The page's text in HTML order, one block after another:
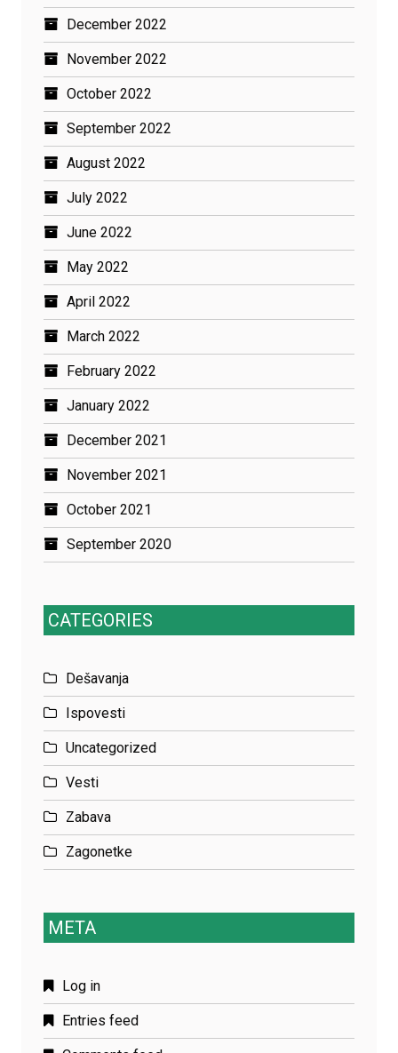
December 2022
November 2022
October 2022
September 2022
August 2022
July 2022
June 2022
May 2022
April 2022
March 2022
February 2022
January 2022
December 2021
November 2021
October 2021
September 2020
CATEGORIES
Dešavanja
Ispovesti
Uncategorized
Vesti
Zabava
Zagonetke
META
Log in
Entries feed